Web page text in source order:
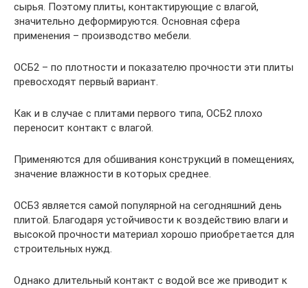
сырья. Поэтому плиты, контактирующие с влагой,
значительно деформируются. Основная сфера
применения – производство мебели.
ОСБ2 – по плотности и показателю прочности эти плиты
превосходят первый вариант.
Как и в случае с плитами первого типа, ОСБ2 плохо
переносит контакт с влагой.
Применяются для обшивания конструкций в помещениях,
значение влажности в которых среднее.
ОСБ3 является самой популярной на сегодняшний день
плитой. Благодаря устойчивости к воздействию влаги и
высокой прочности материал хорошо приобретается для
строительных нужд.
Однако длительный контакт с водой все же приводит к